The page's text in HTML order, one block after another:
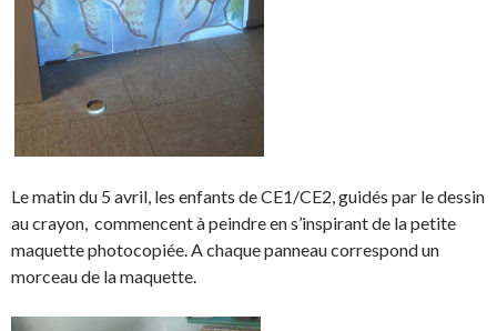
Le matin du 5 avril, les enfants de CE1/CE2, guidés par le dessin
au crayon, commencent à peindre en s’inspirant de la petite
maquette photocopiée. A chaque panneau correspond un
morceau de la maquette.